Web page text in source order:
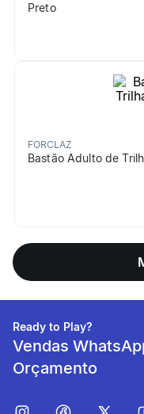
Preto
FORCLAZ
Bastão Adulto de
Ready to Play?
Vendas
Orçamento